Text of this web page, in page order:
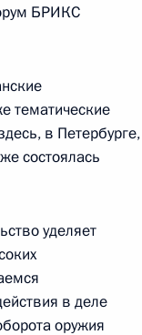
техническая
информация
О портале
Об использовании
БРИКС
тематические
в Петербурге,
состоялась
уделяет
в деле
оружия